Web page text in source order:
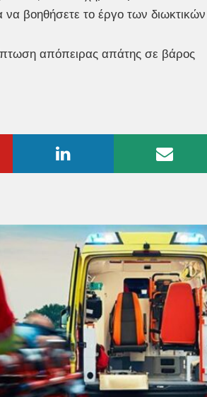
να βοηθήσετε το έργο των διωκτικών
απόπειρας απάτης σε βάρος
Linkedin